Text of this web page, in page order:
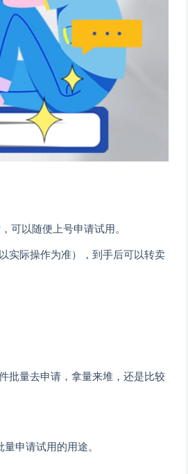
可以随便上号申请试用。
实际操作为准），到手后可以转卖
批量去申请，拿量来堆，还是比较
申请试用的用途。